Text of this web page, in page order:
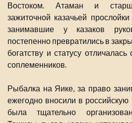
Востоком. Атаман и
зажиточной казачьей
занимавшие у казаков
постепенно превратились в
богатству и статусу
соплеменников.
Рыбалка на Яике, за право
ежегодно вносили в российскую
была тщательно